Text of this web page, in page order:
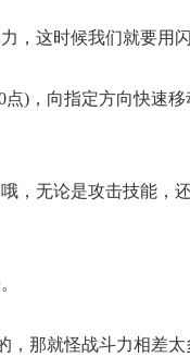
这时候我们就要用闪
，向指定方向快速移
无论是攻击技能，还
那就怪战斗力相差太